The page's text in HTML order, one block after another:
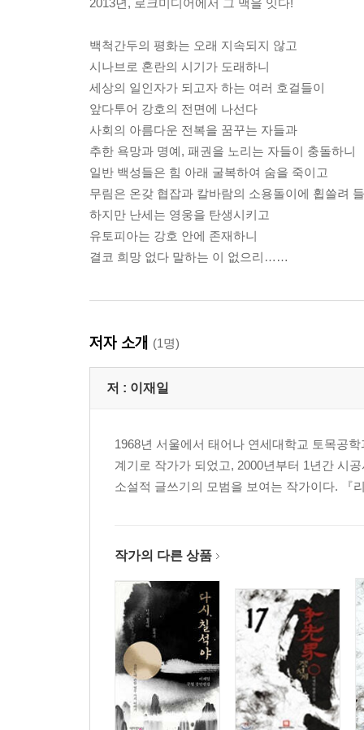
2013년, 로크미디어에서 그 맥을 잇다!
백척간두의 평화는 오래 지속되지 않고
시나브로 혼란의 시기가 도래하니
세상의 일인자가 되고자 하는 여러 호걸들이
앞다투어 강호의 전면에 나선다
사회의 아름다운 전복을 꿈꾸는 자들과
추한 욕망과 명예, 패권을 노리는 자들이 충돌하니
일반 백성들은 힘 아래 굴복하여 숨을 죽이고
무림은 온갖 협잡과 칼바람의 소용돌이에 휩쓸려
하지만 난세는 영웅을 탄생시키고
유토피아는 강호 안에 존재하니
결코 희망 없다 말하는 이 없으리……
저자 소개 (1명)
저 : 이재일
1968년 서울에서 태어나 연세대학교 토목공
계기로 작가가 되었고, 2000년부터 1년간 시
소설적 글쓰기의 모범을 보여는 작가이다. 『
작가의 다른 상품